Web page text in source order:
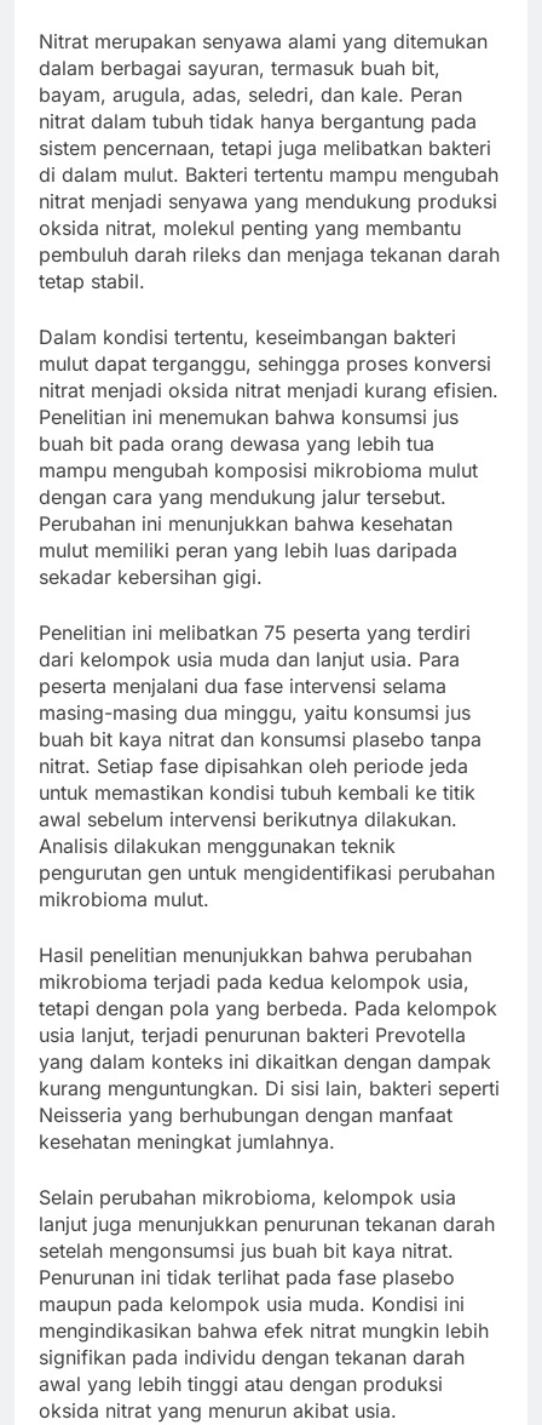
Nitrat merupakan senyawa alami yang ditemukan
dalam berbagai sayuran, termasuk buah bit,
bayam, arugula, adas, seledri, dan kale. Peran
nitrat dalam tubuh tidak hanya bergantung pada
sistem pencernaan, tetapi juga melibatkan bakteri
di dalam mulut. Bakteri tertentu mampu mengubah
nitrat menjadi senyawa yang mendukung produksi
oksida nitrat, molekul penting yang membantu
pembuluh darah rileks dan menjaga tekanan darah
tetap stabil.
Dalam kondisi tertentu, keseimbangan bakteri
mulut dapat terganggu, sehingga proses konversi
nitrat menjadi oksida nitrat menjadi kurang efisien.
Penelitian ini menemukan bahwa konsumsi jus
buah bit pada orang dewasa yang lebih tua
mampu mengubah komposisi mikrobioma mulut
dengan cara yang mendukung jalur tersebut.
Perubahan ini menunjukkan bahwa kesehatan
mulut memiliki peran yang lebih luas daripada
sekadar kebersihan gigi.
Penelitian ini melibatkan 75 peserta yang terdiri
dari kelompok usia muda dan lanjut usia. Para
peserta menjalani dua fase intervensi selama
masing-masing dua minggu, yaitu konsumsi jus
buah bit kaya nitrat dan konsumsi plasebo tanpa
nitrat. Setiap fase dipisahkan oleh periode jeda
untuk memastikan kondisi tubuh kembali ke titik
awal sebelum intervensi berikutnya dilakukan.
Analisis dilakukan menggunakan teknik
pengurutan gen untuk mengidentifikasi perubahan
mikrobioma mulut.
Hasil penelitian menunjukkan bahwa perubahan
mikrobioma terjadi pada kedua kelompok usia,
tetapi dengan pola yang berbeda. Pada kelompok
usia lanjut, terjadi penurunan bakteri Prevotella
yang dalam konteks ini dikaitkan dengan dampak
kurang menguntungkan. Di sisi lain, bakteri seperti
Neisseria yang berhubungan dengan manfaat
kesehatan meningkat jumlahnya.
Selain perubahan mikrobioma, kelompok usia
lanjut juga menunjukkan penurunan tekanan darah
setelah mengonsumsi jus buah bit kaya nitrat.
Penurunan ini tidak terlihat pada fase plasebo
maupun pada kelompok usia muda. Kondisi ini
mengindikasikan bahwa efek nitrat mungkin lebih
signifikan pada individu dengan tekanan darah
awal yang lebih tinggi atau dengan produksi
oksida nitrat yang menurun akibat usia.